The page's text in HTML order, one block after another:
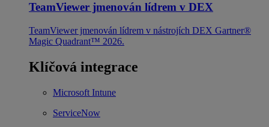
TeamViewer jmenován lídrem v DEX
TeamViewer jmenován lídrem v nástrojích DEX Gartner®
Magic Quadrant™ 2026.
Klíčová integrace
Microsoft Intune
ServiceNow